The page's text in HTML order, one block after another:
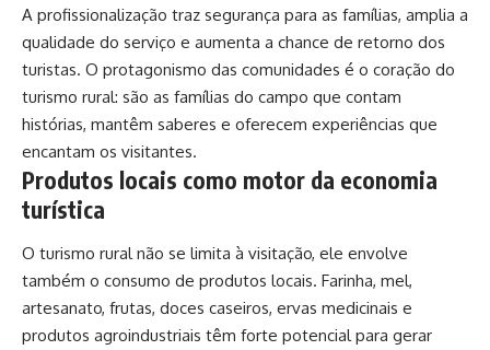
A profissionalização traz segurança para as famílias, amplia a
qualidade do serviço e aumenta a chance de retorno dos
turistas. O protagonismo das comunidades é o coração do
turismo rural: são as famílias do campo que contam
histórias, mantêm saberes e oferecem experiências que
encantam os visitantes.
Produtos locais como motor da economia
turística
O turismo rural não se limita à visitação, ele envolve
também o consumo de produtos locais. Farinha, mel,
artesanato, frutas, doces caseiros, ervas medicinais e
produtos agroindustriais têm forte potencial para gerar